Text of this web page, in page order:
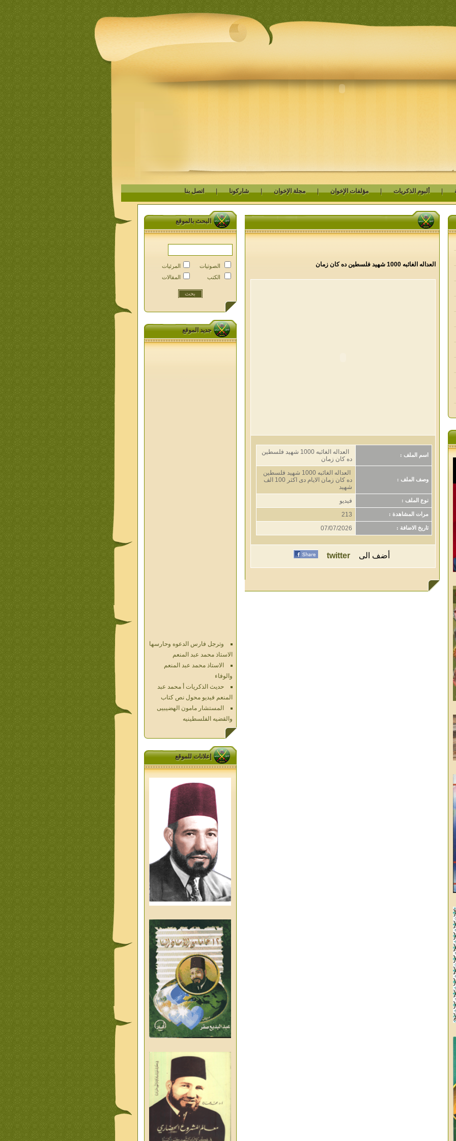
| ألبوم الذكريات | مؤلفات الإخوان | مجلة الإخوان | شاركونا | اتصل بنا
العداله الغائبه 1000 شهيد فلسطين ده كان زمان
اسم الملف :
العداله الغائبه 1000 شهيد فلسطين
ده كان زمان
وصف الملف :
العداله الغائبه 1000 شهيد فلسطين
ده كان زمان الايام دى اكثر 100 الف
شهيد
نوع الملف : فيديو
مرات المشاهدة : 213
تاريخ الاضافة : 07/07/2026
أضف الى twitter
البحث بالموقع
الصوتيات
الكتب
المرئيات
المقالات
جديد الموقع
الاستاذ محمد عبد المنعم
والوفاء
حديث الذكريات أ محمد عبد
المنعم فيديو محول نص كتاب
المستشار مامون الهضيبيى
والقضيه الفلسطينيه
العداله الغائبه 1000 شهيد
فلسطين ده كان زمان
الاقصى فى قلوبنا
خواطر الحج
الاخوان فى حرب فلسطين
حكايات من التراث الجزء الاول
من اعلام الاخوان المسلمين
المعاصرين الجزء الثانى
ديوان شعر الاخوان فى القلب
تاليف الشيخ على متولى
تفاصيل جنازة الشهيد احمد
النيسى وعمر شاهين 1952
جمعه امين ومواقف ساعدت
الامام البنا فى تكوين شخصي
الاستاذ جمعه امين وعبقرية
الامام البنا
الشمائل المحمديه دكتور يحيى
غزب
واليوم والغد
من تراث د احمد العسال
العلمانية
كلمات رمضانية الشيخ عيسى
عبد العليم
قبسات رمضانية الشيخ عيسى
عبد العليم
إعلانات للموقع